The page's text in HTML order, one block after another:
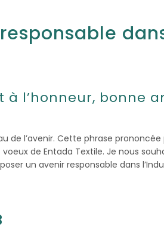
à l’honneur, bonne
de l’avenir. Cette phrase
de Entada Textile.Je nous
un avenir responsable dans